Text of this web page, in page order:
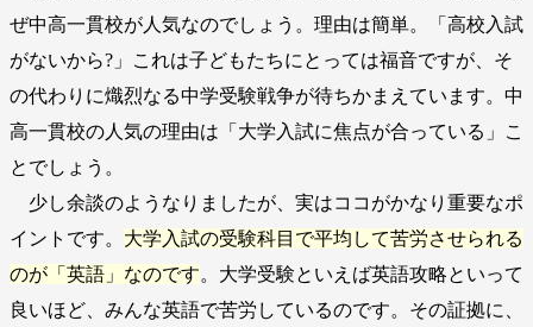
ぜ中高一貫校が人気なのでしょう。理由は簡単。「高校入試
がないから?」これは子どもたちにとっては福音ですが、そ
の代わりに熾烈なる中学受験戦争が待ちかまえています。中
高一貫校の人気の理由は「大学入試に焦点が合っている」こ
とでしょう。
少し余談のようなりましたが、実はココがかなり重要なポ
イントです。 大学入試の受験科目で平均して苦労させられる
のが「英語」なのです。大学受験といえば英語攻略といって
良いほど、みんな英語で苦労しているのです。その証拠に、